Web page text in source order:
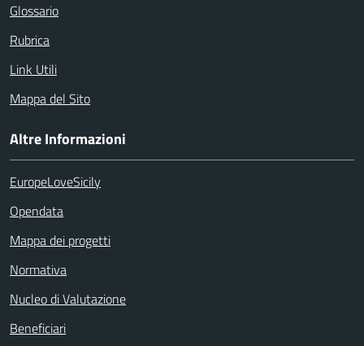
Glossario
Rubrica
Link Utili
Mappa del Sito
Altre Informazioni
EuropeLoveSicily
Opendata
Mappa dei progetti
Normativa
Nucleo di Valutazione
Beneficiari